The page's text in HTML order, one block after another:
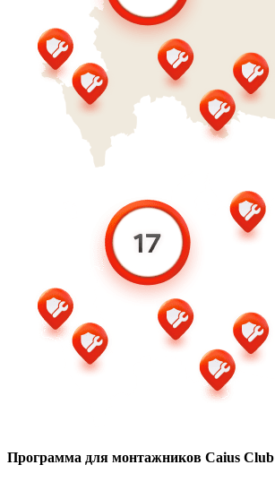
Программа для монтажников Caius Club